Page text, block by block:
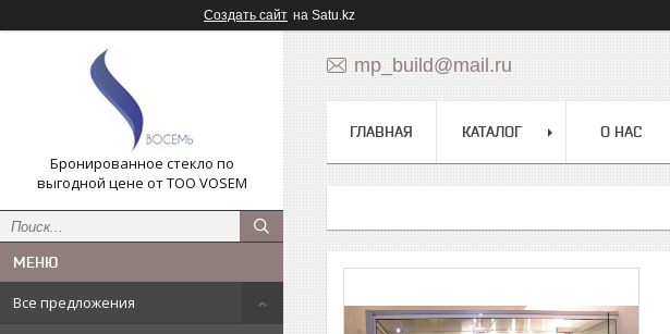
Создать сайт на Satu.kz
Бронированное стекло по
выгодной цене от ТОО VOSEM
Все предложения
mp_build@mail.ru
ГЛАВНАЯ КАТАЛОГ О НАС